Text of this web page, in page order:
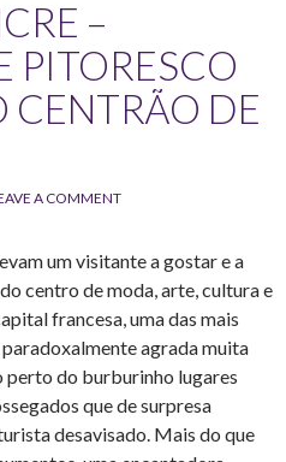
–
PITORESCO
CENTRÃO DE
A COMMENT
um visitante a gostar e a
centro de moda, arte, cultura e
francesa, uma das mais
agrada muita
perto do burburinho lugares
que de surpresa
desavisado. Mais do que